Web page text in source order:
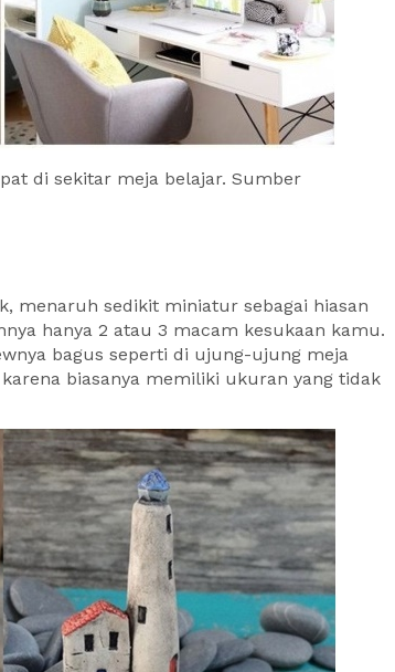
di sekitar meja belajar. Sumber
menaruh sedikit miniatur sebagai hiasan
hanya 2 atau 3 macam kesukaan kamu.
bagus seperti di ujung-ujung meja
biasanya memiliki ukuran yang tidak